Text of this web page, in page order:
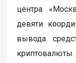
центра
девяти
вывода